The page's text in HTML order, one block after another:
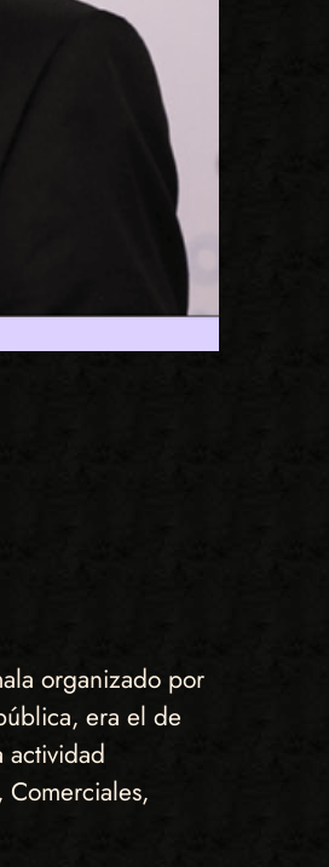
organizado por
era el de
actividad